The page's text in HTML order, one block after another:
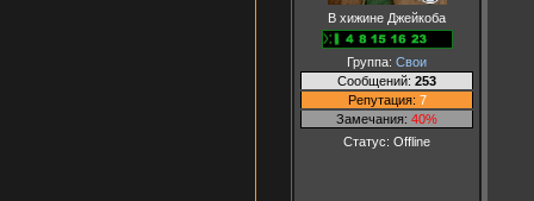
В хижине Джейкоба
Группа: Свои
Сообщений: 253
Репутация: 7
Замечания: 40%
Статус: Offline